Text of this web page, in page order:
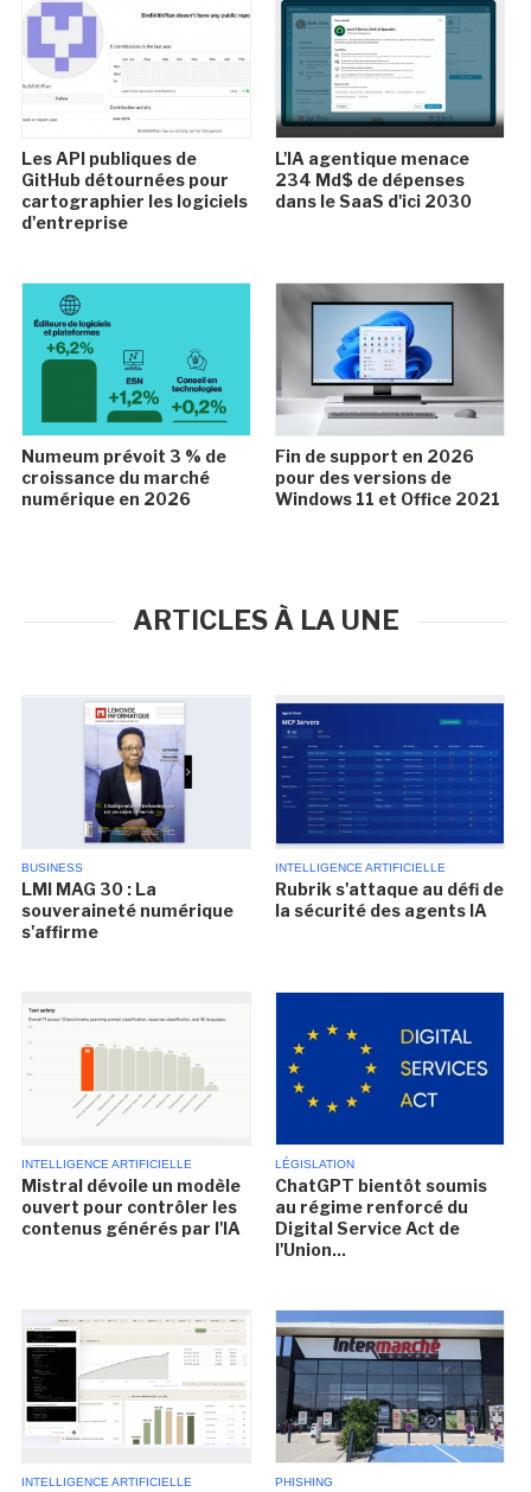
Les API publiques de
GitHub détournées pour
cartographier les logiciels
d'entreprise
L'IA agentique menace
234 Md$ de dépenses
dans le SaaS d'ici 2030
Numeum prévoit 3 % de
croissance du marché
numérique en 2026
Fin de support en 2026
pour des versions de
Windows 11 et Office 2021
ARTICLES À LA UNE
BUSINESS
LMI MAG 30 : La
souveraineté numérique
s'affirme
INTELLIGENCE ARTIFICIELLE
Rubrik s'attaque au défi de
la sécurité des agents IA
INTELLIGENCE ARTIFICIELLE
Mistral dévoile un modèle
ouvert pour contrôler les
contenus générés par l'IA
LÉGISLATION
ChatGPT bientôt soumis
au régime renforcé du
Digital Service Act de
l'Union...
INTELLIGENCE ARTIFICIELLE PHISHING